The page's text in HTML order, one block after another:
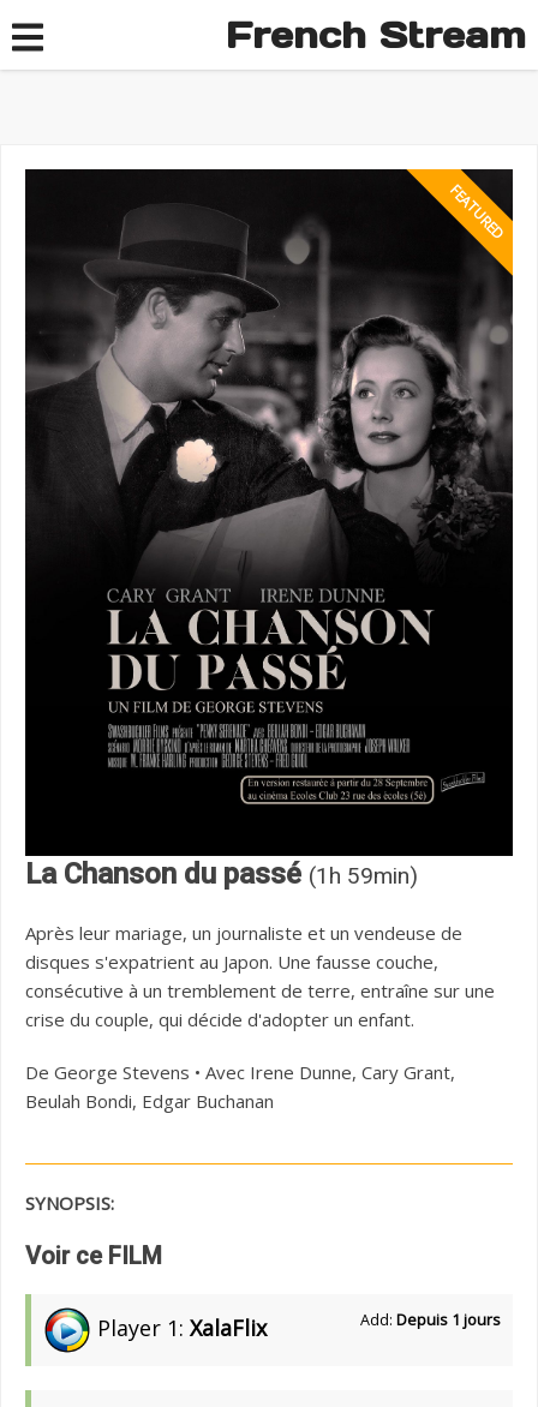
French Stream
La Chanson du passé (1h 59min)
Après leur mariage, un journaliste et un vendeuse de
disques s'expatrient au Japon. Une fausse couche,
consécutive à un tremblement de terre, entraîne sur une
crise du couple, qui décide d'adopter un enfant.
De George Stevens • Avec Irene Dunne, Cary Grant,
Beulah Bondi, Edgar Buchanan
SYNOPSIS:
Voir ce FILM
Player 1: XalaFlix Add: Depuis 1 jours